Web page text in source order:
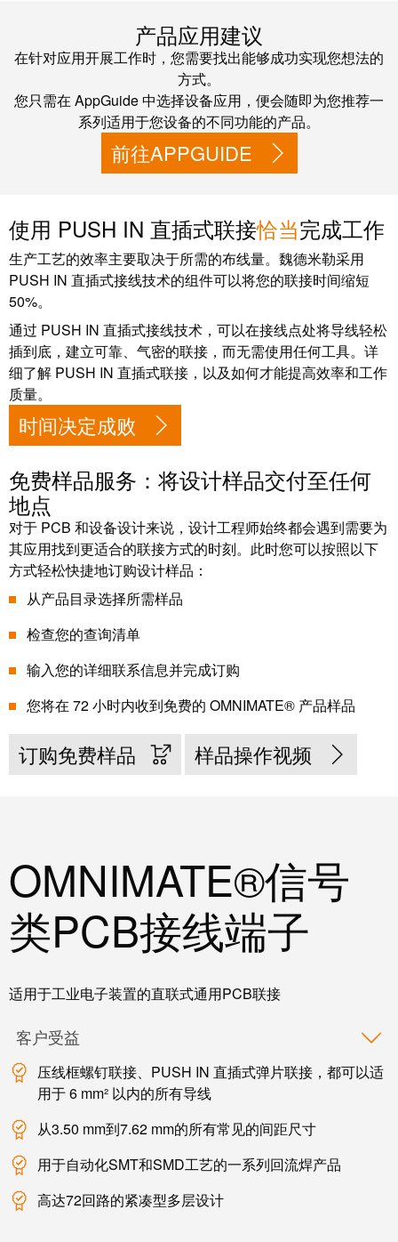
机
工
业
装
配
服
调
整
和
装
配
接
线
定
制
电
缆
装
件
下一代
数字化
工程软
件设计
——直
观、简
便、快
品
为您
业提
供实
创新
技
术。
力
“疫”，
同
多
措
并
举
保
供
货，
疫
生
两
误
产品应用建议
在针对应用开展工作时，您需要找出能够成功实现您想法的
方式。
您只需在 AppGuide 中选择设备应用，便会随即为您推荐一
系列适用于您设备的不同功能的产品。
前往APPGUIDE
使用 PUSH IN 直插式联接恰当完成工作
生产工艺的效率主要取决于所需的布线量。魏德米勒采用
PUSH IN 直插式接线技术的组件可以将您的联接时间缩短
50%。
通过 PUSH IN 直插式接线技术，可以在接线点处将导线轻松
插到底，建立可靠、气密的联接，而无需使用任何工具。详
细了解 PUSH IN 直插式联接，以及如何才能提高效率和工作
质量。
时间决定成败
免费样品服务：将设计样品交付至任何
地点
对于 PCB 和设备设计来说，设计工程师始终都会遇到需要为
其应用找到更适合的联接方式的时刻。此时您可以按照以下
方式轻松快捷地订购设计样品：
从产品目录选择所需样品
检查您的查询清单
输入您的详细联系信息并完成订购
您将在 72 小时内收到免费的 OMNIMATE® 产品样品
订购免费样品 样品操作视频
OMNIMATE®信号
类PCB接线端子
适用于工业电子装置的直联式通用PCB联接
客户受益
压线框螺钉联接、PUSH IN 直插式弹片联接，都可以适
用于 6 mm² 以内的所有导线
从3.50 mm到7.62 mm的所有常见的间距尺寸
用于自动化SMT和SMD工艺的一系列回流焊产品
高达72回路的紧凑型多层设计